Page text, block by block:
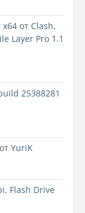
x64 от Clash,
Layer Pro 1.1
25388281
от YuriK
, Flash Drive